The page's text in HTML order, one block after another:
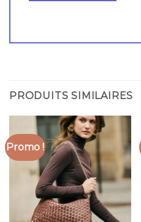
PRODUITS SIMILAIRES
Promo !